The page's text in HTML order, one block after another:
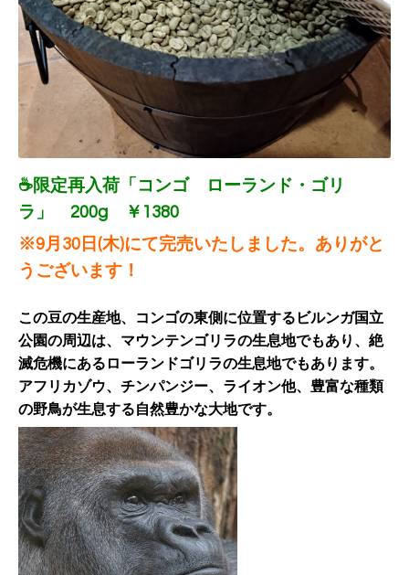
☕限定再入荷「コンゴ ローランド・ゴリ
ラ」 200g ￥1380
※9月30日(木)にて完売いたしました。ありがと
うございます！
この豆の生産地、コンゴの東側に位置するビルンガ国立
公園の周辺は、マウンテンゴリラの生息地でもあり、絶
滅危機にあるローランドゴリラの生息地でもあります。
アフリカゾウ、チンパンジー、ライオン他、豊富な種類
の野鳥が生息する自然豊かな大地です。